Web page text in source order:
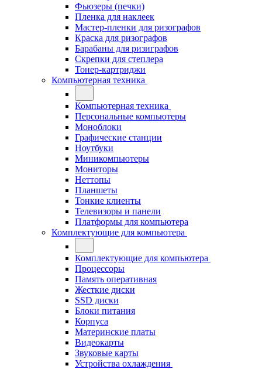
Фьюзеры (печки)
Пленка для наклеек
Мастер-пленки для ризографов
Краска для ризографов
Барабаны для ризиграфов
Скрепки для степлера
Тонер-картриджи
Компьютерная техника
Компьютерная техника
Персональные компьютеры
Моноблоки
Графические станции
Ноутбуки
Миникомпьютеры
Мониторы
Неттопы
Планшеты
Тонкие клиенты
Телевизоры и панели
Платформы для компьютера
Комплектующие для компьютера
Комплектующие для компьютера
Процессоры
Память оперативная
Жесткие диски
SSD диски
Блоки питания
Корпуса
Материнские платы
Видеокарты
Звуковые карты
Устройства охлаждения